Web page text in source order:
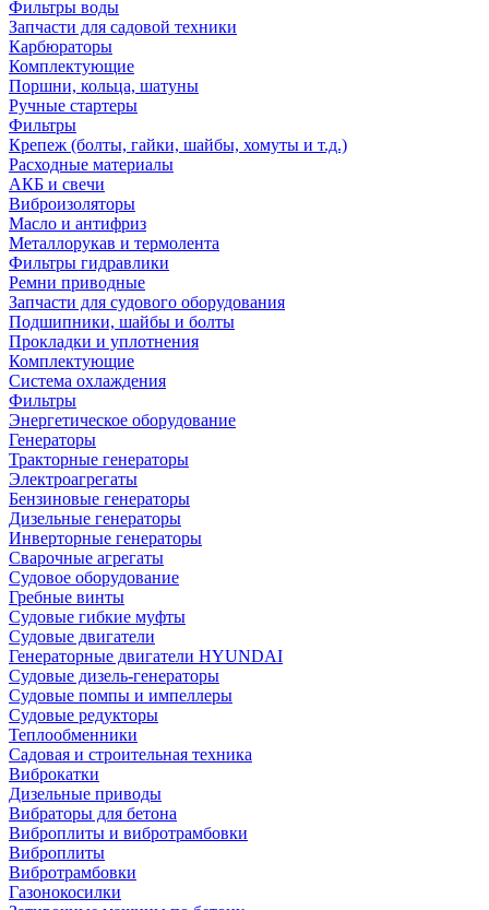
Фильтры воды
Запчасти для садовой техники
Карбюраторы
Комплектующие
Поршни, кольца, шатуны
Ручные стартеры
Фильтры
Крепеж (болты, гайки, шайбы, хомуты и т.д.)
Расходные материалы
АКБ и свечи
Виброизоляторы
Масло и антифриз
Металлорукав и термолента
Фильтры гидравлики
Ремни приводные
Запчасти для судового оборудования
Подшипники, шайбы и болты
Прокладки и уплотнения
Комплектующие
Система охлаждения
Фильтры
Энергетическое оборудование
Генераторы
Тракторные генераторы
Электроагрегаты
Бензиновые генераторы
Дизельные генераторы
Инверторные генераторы
Сварочные агрегаты
Судовое оборудование
Гребные винты
Судовые гибкие муфты
Судовые двигатели
Генераторные двигатели HYUNDAI
Судовые дизель-генераторы
Судовые помпы и импеллеры
Судовые редукторы
Теплообменники
Садовая и строительная техника
Виброкатки
Дизельные приводы
Вибраторы для бетона
Виброплиты и вибротрамбовки
Виброплиты
Вибротрамбовки
Газонокосилки